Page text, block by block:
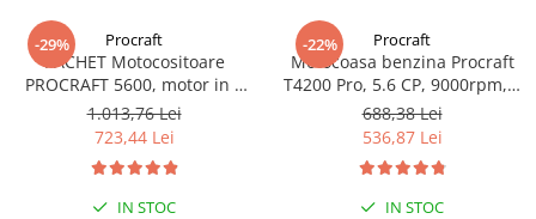
Truse de scule
Truse de lipit PPR
Ventuze cu brate pentru transport
Vibratoare beton
Masini de spalat rufe cu uscator
Uscatoare de rufe
Masini de facut paine
Pachete electrocasnice
-29% Procraft
PACHET Motocositoare
PROCRAFT 5600, motor in 4
Timpi, 62 CC, putere 7,5 CP,
9000 rpm, 4 sisteme taiere, 5
accesorii + 1 Litru de ulei in 4
Timpi
1.013,76 Lei
723,44 Lei
IN STOC
-22% Procraft
Motocoasa benzina Procraft
T4200 Pro, 5.6 CP, 9000rpm, 3
sisteme de taiere
688,38 Lei
536,87 Lei
IN STOC